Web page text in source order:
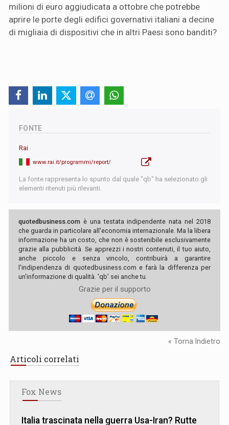
milioni di euro aggiudicata a ottobre che potrebbe
aprire le porte degli edifici governativi italiani a decine
di migliaia di dispositivi che in altri Paesi sono banditi?
FONTE
Rai
www.rai.it/programmi/report/
La fonte rappresenta lo spunto dal quale "qb" ha selezionato gli
elementi ritenuti più rilevanti.
quotedbusiness.com è una testata indipendente nata nel 2018
che guarda in particolare all'economia internazionale. Ma la libera
informazione ha un costo, che non è sostenibile esclusivamente
grazie alla pubblicità. Se apprezzi i nostri contenuti, il tuo aiuto,
anche piccolo e senza vincolo, contribuirà a garantire
l'indipendenza di quotedbusiness.com e farà la differenza per
un'informazione di qualità. 'qb' sei anche tu.
Grazie per il supporto
« Torna Indietro
Articoli correlati
Fox News
Italia trascinata nella guerra Usa-Iran? Rutte